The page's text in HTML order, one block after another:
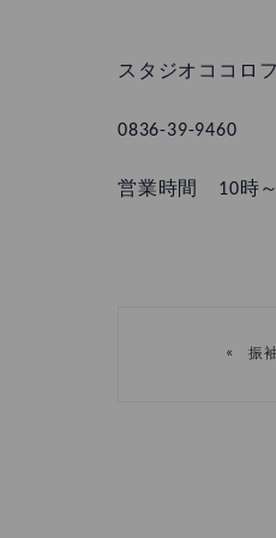
スタジオココロ
0836-39-9460
営業時間 10時
« 振